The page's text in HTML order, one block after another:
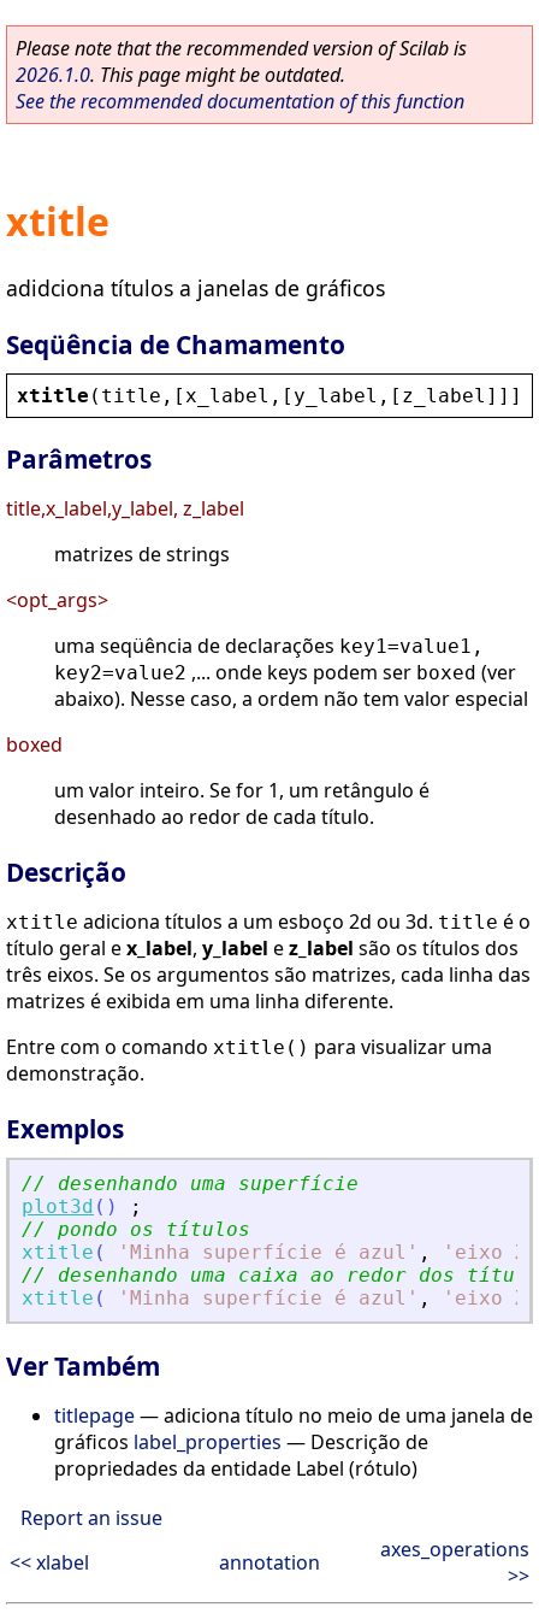
Please note that the recommended version of Scilab is
2026.1.0. This page might be outdated.
See the recommended documentation of this function
xtitle
adidciona títulos a janelas de gráficos
Seqüência de Chamamento
xtitle ( title ,[ x_label ,[ y_label ,[ z_label ]]],
Parâmetros
title,x_label,y_label, z_label
matrizes de strings
<opt_args>
uma seqüência de declarações key1=value1,
key2=value2 ,... onde keys podem ser boxed (ver
abaixo). Nesse caso, a ordem não tem valor especial
boxed
um valor inteiro. Se for 1, um retângulo é
desenhado ao redor de cada título.
Descrição
xtitle adiciona títulos a um esboço 2d ou 3d. title é o
título geral ex_label, y_label ez_label são os títulos dos
três eixos. Se os argumentos são matrizes, cada linha das
matrizes é exibida em uma linha diferente.
Entre com o comando xtitle() para visualizar uma
demonstração.
Exemplos
// desenhando uma superfície
plot3d ( )
;
// pondo os títulos
xtitle ( ' Minha superfície é azul ' , ' eixo X
// desenhando uma caixa ao redor dos
xtitle ( ' Minha superfície é azul ' , ' eixo X
Ver Também
titlepage— adiciona título no meio de uma janela de
gráficos label_properties — Descrição de
propriedades da entidade Label (rótulo)
Report an issue
<< xlabel
annotation
axes_operations
>>